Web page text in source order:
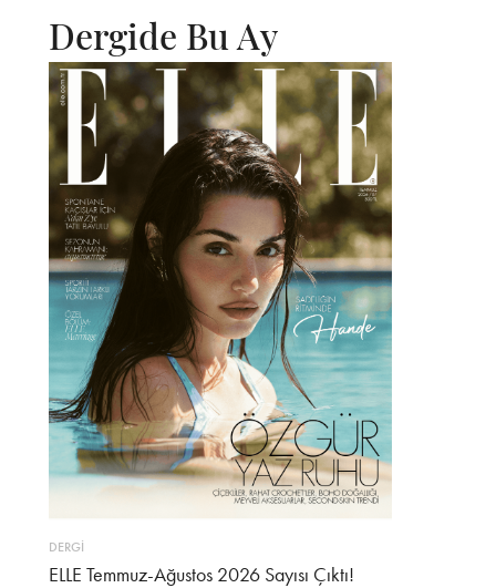
Dergide Bu Ay
DERGİ
ELLE Temmuz-Ağustos 2026 Sayısı Çıktı!